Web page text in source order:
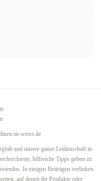
in-weiss.de
und unsere ganze Leidenschaft in
hilfreiche Tipps geben zu
In einigen Beiträgen verlinken
auf denen ihr Produkte oder